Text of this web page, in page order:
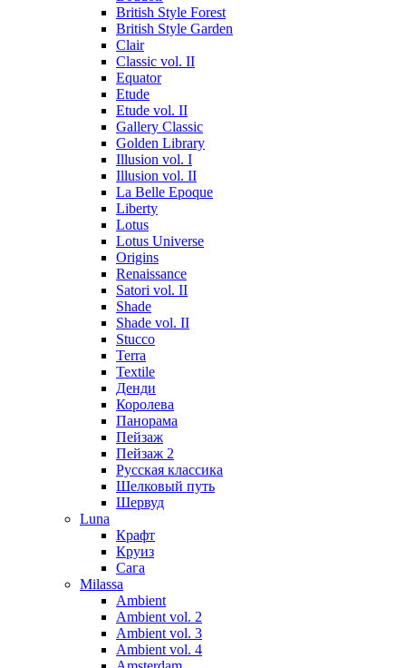
British Style Forest
British Style Garden
Clair
Classic vol. II
Equator
Etude
Etude vol. II
Gallery Classic
Golden Library
Illusion vol. I
Illusion vol. II
La Belle Epoque
Liberty
Lotus
Lotus Universe
Origins
Renaissance
Satori vol. II
Shade
Shade vol. II
Stucco
Terra
Textile
Денди
Королева
Панорама
Пейзаж
Пейзаж 2
Русская классика
Шелковый путь
Шервуд
Luna
Крафт
Круиз
Сага
Milassa
Ambient
Ambient vol. 2
Ambient vol. 3
Ambient vol. 4